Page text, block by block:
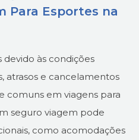
Para Esportes na
às condições
atrasos e cancelamentos
comuns em viagens para
seguro viagem pode
como acomodações